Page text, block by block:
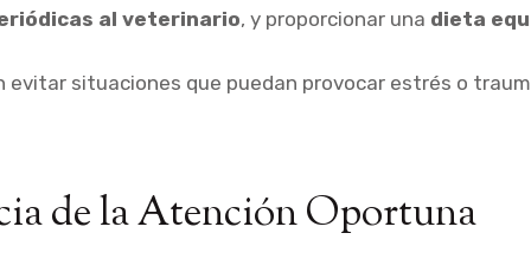
al veterinario, y proporcionar una dieta
evitar situaciones que puedan provocar estrés o
de la Atención Oportuna